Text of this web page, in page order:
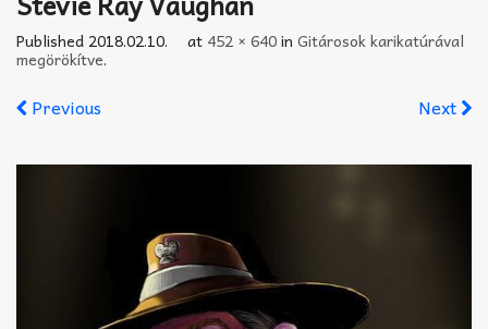
Published 2018.02.10. at 452 × 640in Gitárosok karikatúrával
megörökítve.
Previous Next